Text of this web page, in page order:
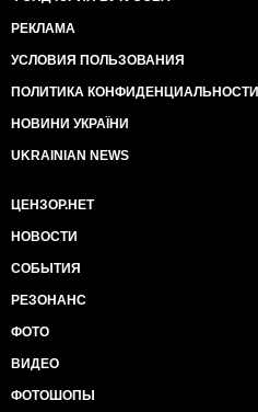
РЕКЛАМА
УСЛОВИЯ ПОЛЬЗОВАНИЯ
ПОЛИТИКА КОНФИДЕНЦИАЛЬНОСТИ
НОВИНИ УКРАЇНИ
UKRAINIAN NEWS
ЦЕНЗОР.НЕТ
НОВОСТИ
СОБЫТИЯ
РЕЗОНАНС
ФОТО
ВИДЕО
ФОТОШОПЫ